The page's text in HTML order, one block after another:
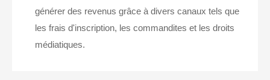
générer des revenus grâce à divers canaux tels que
les frais d'inscription, les commandites et les droits
médiatiques.